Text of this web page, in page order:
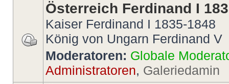
Österreich Ferdinand I
Kaiser Ferdinand I 1835-1848
König von Ungarn Ferdinand V
Moderatoren: Globale
Administratoren, Galeriedamin